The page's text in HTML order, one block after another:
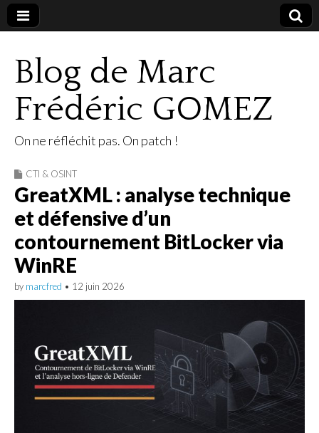
Blog de Marc
Frédéric GOMEZ
On ne réfléchit pas. On patch !
CTI & OSINT
GreatXML : analyse technique
et défensive d’un
contournement BitLocker via
WinRE
by marcfred • 12 juin 2026